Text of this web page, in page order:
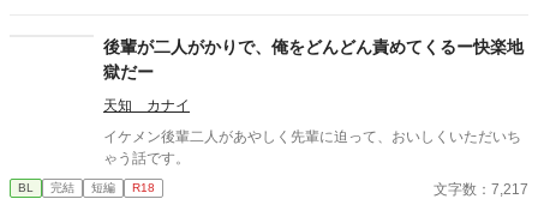
後輩が二人がかりで、俺をどんどん責めてくるー快楽地
獄だー
天知 カナイ
イケメン後輩二人があやしく先輩に迫って、おいしくいただいち
ゃう話です。
BL 完結 短編 R18 文字数：7,217